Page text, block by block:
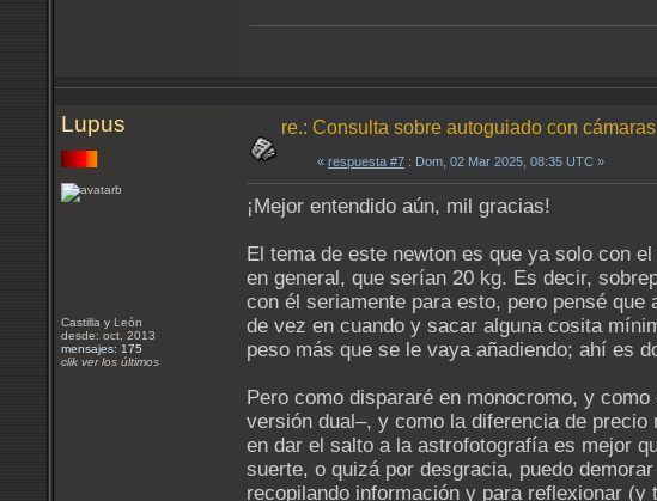
Lupus
Castilla y León
desde: oct, 2013
mensajes: 175
clik ver los últimos
re.: Consulta sobre autoguiado con
« respuesta #7 : Dom, 02 Mar 2025, 08:35 UTC »
¡Mejor entendido aún, mil gracias!
El tema de este newton es que ya solo con
en general, que serían 20 kg. Es decir,
con él seriamente para esto, pero pensé
de vez en cuando y sacar alguna cosita
peso más que se le vaya añadiendo; ahí es
Pero como dispararé en monocromo, y
versión dual–, y como la diferencia de
en dar el salto a la astrofotografía es mejor
suerte, o quizá por desgracia, puedo
recopilando información y para reflexionar (y